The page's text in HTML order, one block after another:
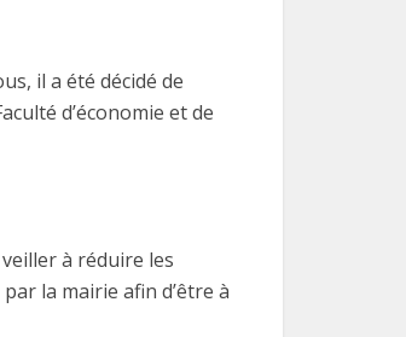
il a été décidé de
d’économie et de
à réduire les
la mairie afin d’être à